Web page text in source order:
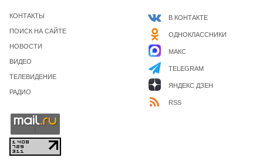
КОНТАКТЫ
ПОИСК НА САЙТЕ
НОВОСТИ
ВИДЕО
ТЕЛЕВИДЕНИЕ
РАДИО
В КОНТАКТЕ
ОДНОКЛАССНИКИ
МАКС
TELEGRAM
ЯНДЕКС ДЗЕН
RSS